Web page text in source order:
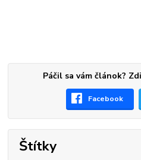
Páčil sa vám článok?
Facebook
Štítky